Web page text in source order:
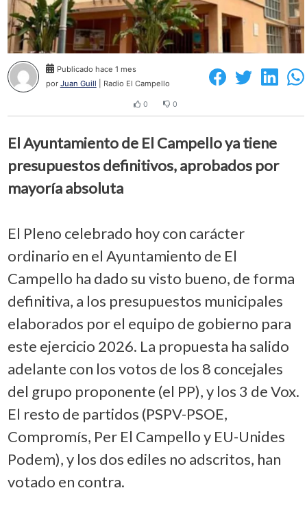
Publicado hace 1 mes
por Juan Guill | Radio El Campello
0 0
El Ayuntamiento de El Campello ya tiene
presupuestos definitivos, aprobados por
mayoría absoluta
El Pleno celebrado hoy con carácter
ordinario en el Ayuntamiento de El
Campello ha dado su visto bueno, de forma
definitiva, a los presupuestos municipales
elaborados por el equipo de gobierno para
este ejercicio 2026. La propuesta ha salido
adelante con los votos de los 8 concejales
del grupo proponente (el PP), y los 3 de Vox.
El resto de partidos (PSPV-PSOE,
Compromís, Per El Campello y EU-Unides
Podem), y los dos ediles no adscritos, han
votado en contra.